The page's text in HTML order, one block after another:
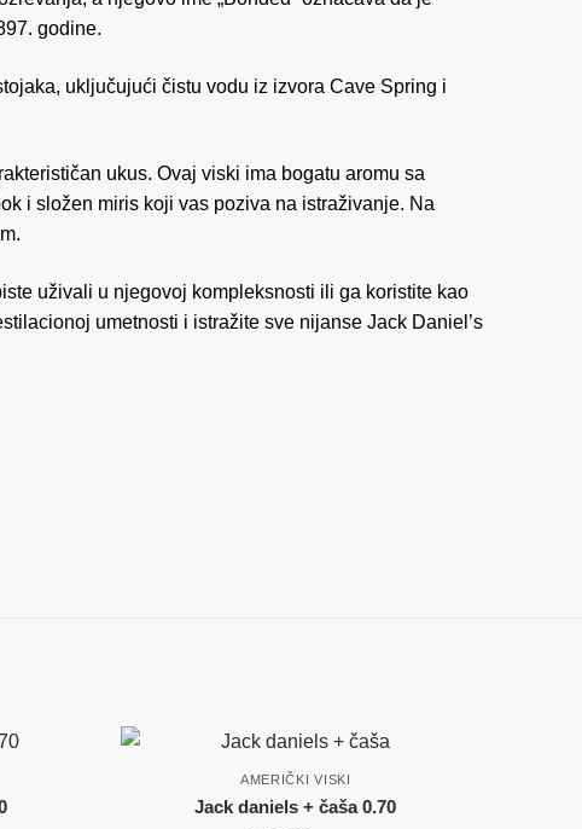
godine.
uključujući čistu vodu iz izvora Cave Spring i
ukus. Ovaj viski ima bogatu aromu sa
i složen miris koji vas poziva na istraživanje. Na
uživali u njegovoj kompleksnosti ili ga koristite kao
umetnosti i istražite sve nijanse Jack Daniel’s
AMERIČKI VISKI
Jack daniels + čaša 0.70